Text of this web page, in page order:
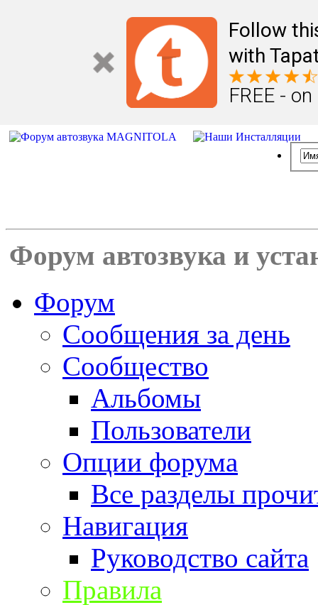
Follow
with
FREE -
Форум автозвука и
Форум
Сообщения за день
Сообщество
Альбомы
Пользователи
Опции форума
Все разделы
Навигация
Руководство сайта
Правила